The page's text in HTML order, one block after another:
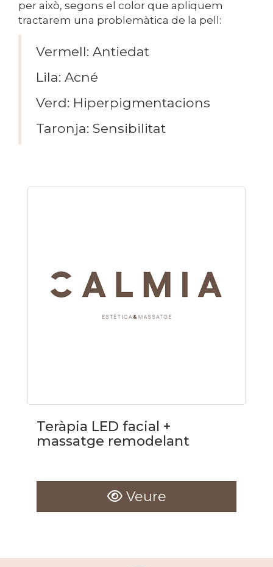
per això, segons el color que apliquem
tractarem una problemàtica de la pell:
Vermell: Antiedat
Lila: Acné
Verd: Hiperpigmentacions
Taronja: Sensibilitat
Teràpia LED facial +
massatge remodelant
Veure